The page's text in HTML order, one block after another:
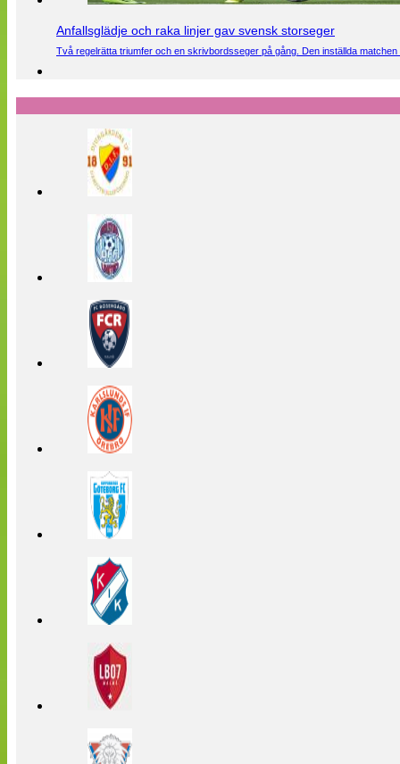
Anfallsglädje och raka linjer gav svensk storseger
Två regelrätta triumfer och en skrivbordsseger på gång. Den inställda